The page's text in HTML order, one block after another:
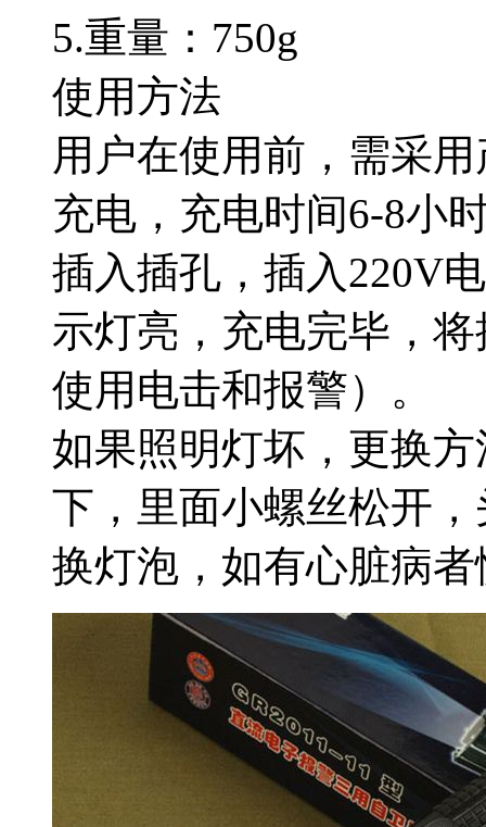
5.重量：750g
使用方法
用户在使用前，需采
充电，充电时间6-8小
插入插孔，插入220V
示灯亮，充电完毕，
使用电击和报警）。
如果照明灯坏，更换
下，里面小螺丝松开
换灯泡，如有心脏病